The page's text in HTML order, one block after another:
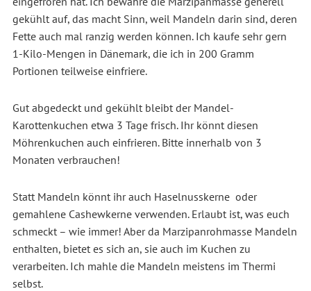
gekühlt auf, das macht Sinn, weil Mandeln darin sind, deren
Fette auch mal ranzig werden können. Ich kaufe sehr gern
1-Kilo-Mengen in Dänemark, die ich in 200 Gramm
Portionen teilweise einfriere.
Gut abgedeckt und gekühlt bleibt der Mandel-
Karottenkuchen etwa 3 Tage frisch. Ihr könnt diesen
Möhrenkuchen auch einfrieren. Bitte innerhalb von 3
Monaten verbrauchen!
Statt Mandeln könnt ihr auch Haselnusskerne oder
gemahlene Cashewkerne verwenden. Erlaubt ist, was euch
schmeckt – wie immer! Aber da Marzipanrohmasse Mandeln
enthalten, bietet es sich an, sie auch im Kuchen zu
verarbeiten. Ich mahle die Mandeln meistens im Thermi
selbst.